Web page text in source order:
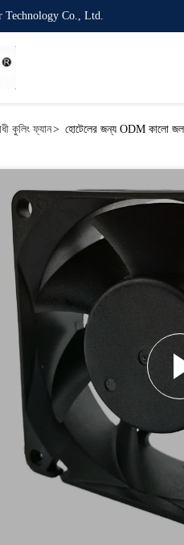
Technology Co., Ltd.
কুলিং ফ্যান> হোটেলের জন্য ODM কালো